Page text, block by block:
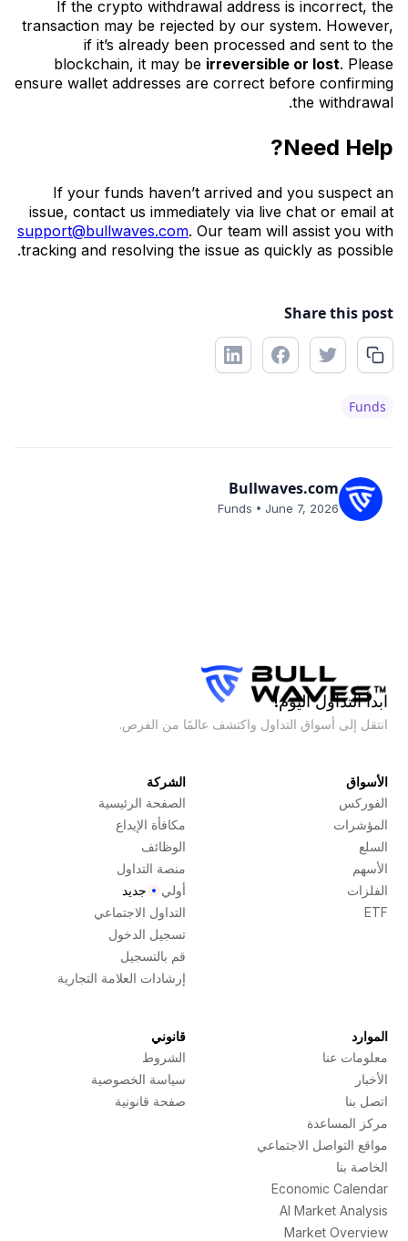
If the crypto withdrawal address is incorrect, the
transaction may be rejected by our system. However,
if it’s already been processed and sent to the
blockchain, it may be irreversible or lost. Please
ensure wallet addresses are correct before confirming
the withdrawal.
Need Help?
If your funds haven’t arrived and you suspect an
issue, contact us immediately via live chat or email at
support@bullwaves.com. Our team will assist you with
tracking and resolving the issue as quickly as possible.
Share this post
Funds
Bullwaves.com
June 7, 2026
•
Funds
ابدأ التداول اليوم!
انتقل إلى أسواق التداول واكتشف عالمًا من الفرص.
الأسواق
الفوركس
المؤشرات
السلع
الأسهم
الفلزات
ETF
الشركة
الصفحة الرئيسية
مكافأة الإيداع
الوظائف
منصة التداول
أولي
جديد
التداول الاجتماعي
تسجيل الدخول
قم بالتسجيل
إرشادات العلامة التجارية
الموارد
معلومات عنا
الأخبار
اتصل بنا
مركز المساعدة
مواقع التواصل الاجتماعي
الخاصة بنا
Economic Calendar
AI Market Analysis
Market Overview
قانوني
الشروط
سياسة الخصوصية
صفحة قانونية